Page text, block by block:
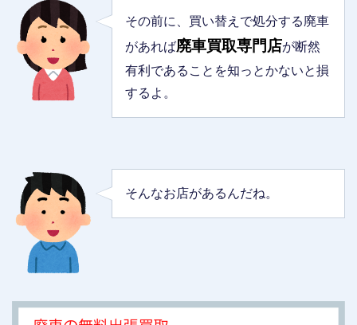
その前に、買い替えで処分する廃車
があれば廃車買取専門店が断然
有利であることを知っとかないと損
するよ。
そんなお店があるんだね。